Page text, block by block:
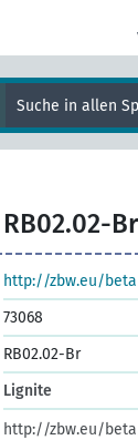
Suche in allen
RB02.02-Br
http://zbw.eu/
73068
RB02.02-Br
Lignite
http://zbw.eu/